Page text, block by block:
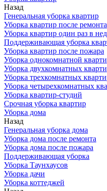
Назад
Генеральная уборка квартир
Уборка квартир после ремонта
Уборка квартир один раз в
Поддерживающая уборка
Уборка квартир после пожара
Уборка однокомнатной
Уборка двухкомнатных
Уборка трехкомнатных
Уборка четырехкомнатных
Уборка квартир-студий
Срочная уборка квартир
Уборка дома
Назад
Генеральная уборка дома
Уборка дома после ремонта
Уборка дома после пожара
Поддерживающая уборка
Уборка Таунхаусов
Уборка дачи
Уборка коттеджей